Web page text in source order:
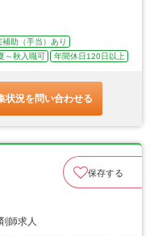
補助（手当）あり
～秋入職可 年間休日120日以上
状況を問い合わせる
保存する
師求人